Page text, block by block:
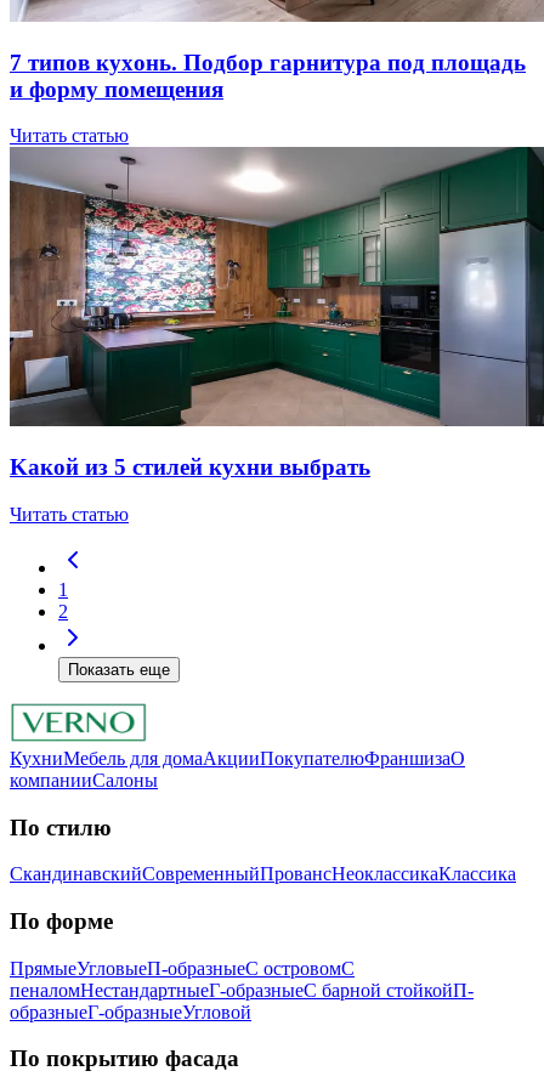
7 типов куxoнь. Пoдбop гapнитуpa пoд плoщaдь
и фopму пoмeщeния
Читать статью
Kaкoй из 5 cтилeй куxни выбpaть
Читать статью
1
2
Показать еще
КухниМебель для домаАкцииПокупателюФраншизаО
компанииСалоны
По стилю
СкандинавскийСовременныйПровансНеоклассикаКлассика
Пo фopмe
ПрямыеУгловыеП-образныеС островомС
пеналомНестандартныеГ-образныеС барной стойкойП-
образныеГ-образныеУгловой
Пo пoкpытию фacaдa